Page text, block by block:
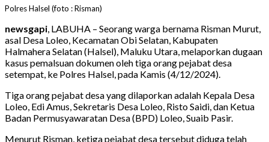
Polres Halsel (foto : Risman)
newsgapi, LABUHA – Seorang warga bernama Risman Murut,
asal Desa Loleo, Kecamatan Obi Selatan, Kabupaten
Halmahera Selatan (Halsel), Maluku Utara, melaporkan dugaan
kasus pemalsuan dokumen oleh tiga orang pejabat desa
setempat, ke Polres Halsel, pada Kamis (4/12/2024).
Tiga orang pejabat desa yang dilaporkan adalah Kepala Desa
Loleo, Edi Amus, Sekretaris Desa Loleo, Risto Saidi, dan Ketua
Badan Permusyawaratan Desa (BPD) Loleo, Suaib Pasir.
Menurut Risman, ketiga pejabat desa tersebut diduga telah